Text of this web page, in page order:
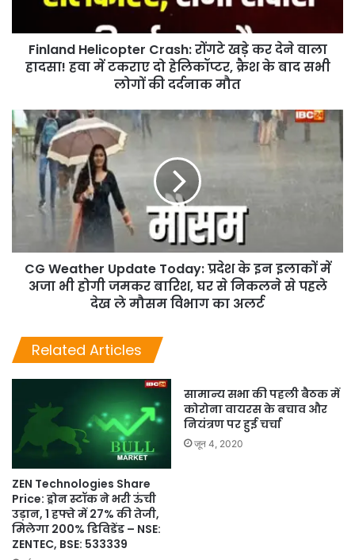
Finland Helicopter Crash: रोंगटे खड़े कर देने वाला
हादसा! हवा में टकराए दो हेलिकॉप्टर, क्रैश के बाद सभी
लोगों की दर्दनाक मौत
CG Weather Update Today: प्रदेश के इन इलाकों में
अजा भी होगी जमकर बारिश, घर से निकलने से पहले
देख ले मौसम विभाग का अलर्ट
Related Articles
ZEN Technologies Share
Price: ड्रोन स्टॉक ने भरी ऊंची
उड़ान, 1 हफ्ते में 27% की तेजी,
मिलेगा 200% डिविडेंड – NSE:
ZENTEC, BSE: 533339
सामान्य सभा की पहली बैठक में
कोरोना वायरस के बचाव और
नियंत्रण पर हुई चर्चा
जून 4, 2020